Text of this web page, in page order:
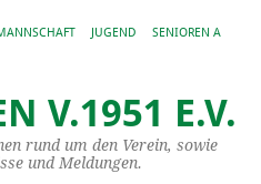
JUGEND SENIOREN A
V.1951 E.V.
rund um den Verein, sowie
und Meldungen.